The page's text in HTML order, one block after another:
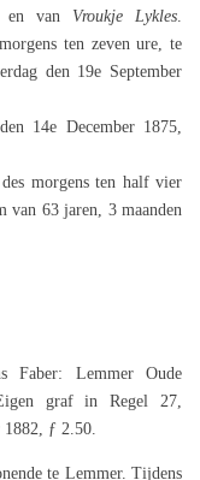
en van Vroukje Lykles.
ten zeven ure, te
den 19e September
14e December 1875,
morgens ten half vier
van 63 jaren, 3 maanden
Faber: Lemmer Oude
graf in Regel 27,
ƒ 2.50.
te Lemmer. Tijdens